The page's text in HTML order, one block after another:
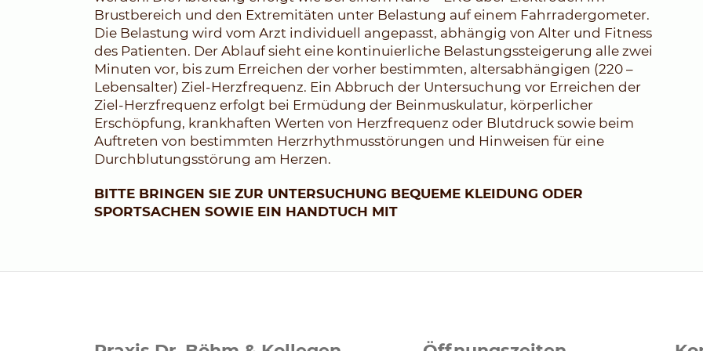
Brustbereich und den Extremitäten unter Belastung auf einem Fahrradergometer.
Die Belastung wird vom Arzt individuell angepasst, abhängig von Alter und Fitness
des Patienten. Der Ablauf sieht eine kontinuierliche Belastungssteigerung alle zwei
Minuten vor, bis zum Erreichen der vorher bestimmten, altersabhängigen (220 –
Lebensalter) Ziel-Herzfrequenz. Ein Abbruch der Untersuchung vor Erreichen der
Ziel-Herzfrequenz erfolgt bei Ermüdung der Beinmuskulatur, körperlicher
Erschöpfung, krankhaften Werten von Herzfrequenz oder Blutdruck sowie beim
Auftreten von bestimmten Herzrhythmusstörungen und Hinweisen für eine
Durchblutungsstörung am Herzen.
BITTE BRINGEN SIE ZUR UNTERSUCHUNG BEQUEME KLEIDUNG ODER
SPORTSACHEN SOWIE EIN HANDTUCH MIT